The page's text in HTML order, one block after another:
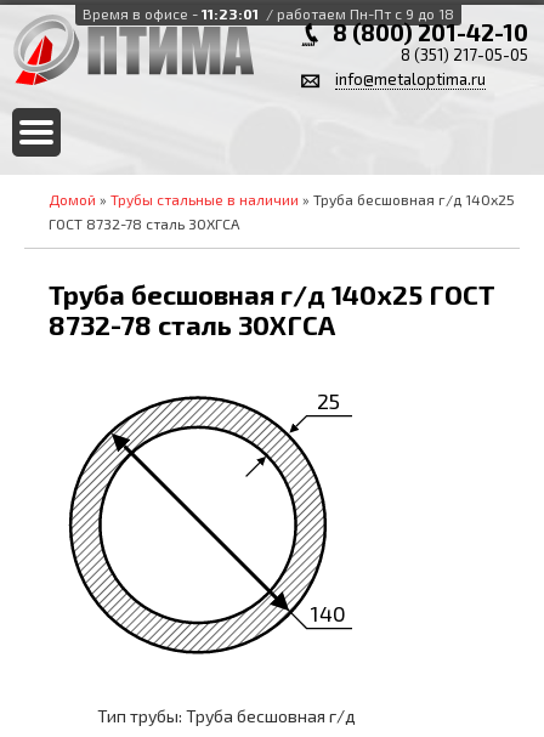
Время в офисе - 11:23:02 / работаем Пн-Пт с 9 до 18
8 (800) 201-42-10
8 (351) 217-05-05
info@metaloptima.ru
Домой » Трубы стальные в наличии » Труба бесшовная г/д 140х25
ГОСТ 8732-78 сталь 30ХГСА
Труба бесшовная г/д 140х25 ГОСТ
8732-78 сталь 30ХГСА
140
25
Тип трубы: Труба бесшовная г/д